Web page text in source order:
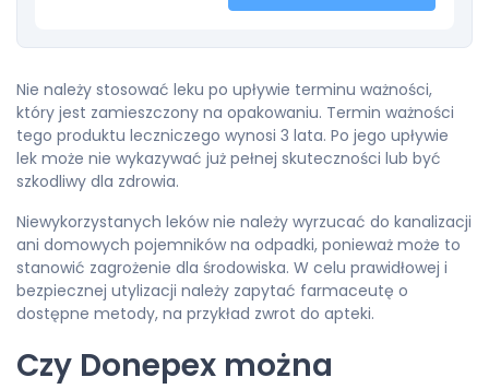
Nie należy stosować leku po upływie terminu ważności,
który jest zamieszczony na opakowaniu. Termin ważności
tego produktu leczniczego wynosi 3 lata. Po jego upływie
lek może nie wykazywać już pełnej skuteczności lub być
szkodliwy dla zdrowia.
Niewykorzystanych leków nie należy wyrzucać do kanalizacji
ani domowych pojemników na odpadki, ponieważ może to
stanowić zagrożenie dla środowiska. W celu prawidłowej i
bezpiecznej utylizacji należy zapytać farmaceutę o
dostępne metody, na przykład zwrot do apteki.
Czy Donepex można